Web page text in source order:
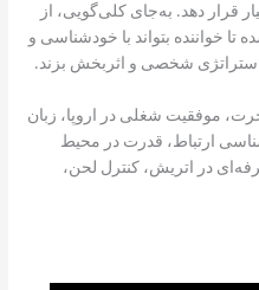
قرار دهد. به‌جای کلی‌گویی، از
تا خواننده بتواند با خودشناسی و
شخصی و اثربخش بزند.
موفقیت شغلی در اروپا، زبان
ارتباط، قدرت در محیط
در اتریش، کنترل لحن،